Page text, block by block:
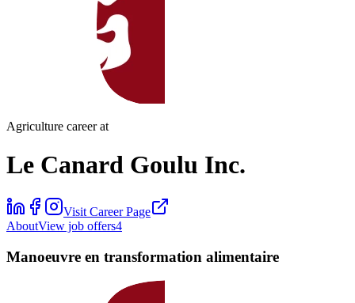
Agriculture career at
Le Canard Goulu Inc.
Visit Career Page
AboutView job offers4
Manoeuvre en transformation alimentaire